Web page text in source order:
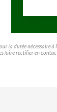
la durée nécessaire
faire rectifier en